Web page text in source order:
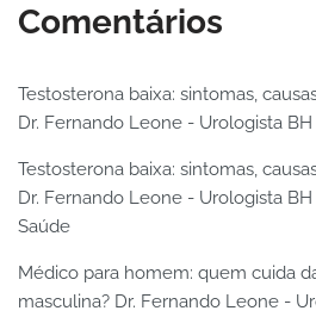
Comentários
Testosterona baixa: sintomas,
Dr. Fernando Leone - Urologista BH
Testosterona baixa: sintomas,
Dr. Fernando Leone - Urologista BH
Saúde
Médico para homem: quem cuida
masculina? Dr. Fernando Leone -